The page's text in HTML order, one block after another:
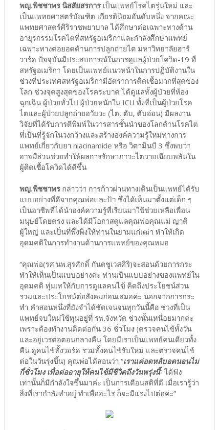
พญ.พิชชาพร นิสสัยสรการ เป็นแพทย์โรคไตรุ่นใหม่ และ
เป็นแพทยศาสตร์บัณฑิต เกียรตินิยมอันดับหนึ่ง จากคณะ
แพทยศาสตร์ศิริราชพยาบาล ได้ศึกษาต่อเฉพาะทางด้าน
อายุรกรรมโรคไตที่สหรัฐอเมริกาและกำลังศึกษาแพทย์
เฉพาะทางต่อยอดด้านการปลูกถ่ายไต มหาวิทยาลัยฮาร์
วาร์ด ปัจจุบันมีประสบการณ์ในการดูแลผู้ป่วยโควิด-19 ที่
สหรัฐอเมริกา โดยเป็นแพทย์แนวหน้าในการปฏิบัติงานใน
ช่วงที่ประเทศสหรัฐอเมริกามีอัตราการติดเชื้อมากที่สุดของ
โลก ช่วงจุดสูงสุดของโรคระบาด ได้ดูแลทั้งผู้ป่วยที่ห้อง
ฉุกเฉิน ผู้ป่วยทั่วไป ผู้ป่วยหนักใน ICU ทั้งที่เป็นผู้ป่วยโรค
ไตและผู้ป่วยปลูกถ่ายอวัยวะ (ไต, ตับ, ตับอ่อน) มีผลงาน
วิจัยที่ได้รับการตีพิมพ์ในวารสารชั้นนำของโลกด้านโรคไต
ที่เป็นที่รู้จักในวงกว้างและสร้างองค์ความรู้ใหม่ทางการ
แพทย์เกี่ยวกับยา niacinamide หรือ วิตามินบี 3 ซึ่งพบว่า
อาจมีส่วนช่วยทำให้ผลการรักษาภาวะไตวายเฉียบพลันใน
ผู้ติดเชื้อโควิดได้ดีขึ้น
พญ.พิชชาพร กล่าวว่า การก้าวผ่านทางเดินเป็นแพทย์ได้รับ
แบบอย่างที่ดีจากคุณพ่อและป้า ซึ่งได้เห็นมาตั้งแต่เด็ก ๆ
เป็นอาชีพที่ได้นำองค์ความรู้ที่เรียนมาใช้ช่วยเหลือเพื่อน
มนุษย์โดยตรง และได้มีโอกาสดูแลคุณพ่อคุณแม่ ญาติ
ผู้ใหญ่ และเป็นที่พึ่งพิงให้ท่านในยามแก่เฒ่า ทำให้เกิด
อุดมคติในการทำงานด้านการแพทย์ของคุณหมอ
“คุณพ่อ(รศ.นพ.สุรศักดิ์ กันตชูเวสศิริ)จะสอนด้วยการกระ
ทำให้เห็นเป็นแบบอย่างค่ะ ท่านเป็นแบบอย่างของแพทย์ใน
อุดมคติ ทุ่มเทให้กับการดูแลคนไข้ คิดถึงประโยชน์ส่วน
รวมและประโยชน์ต่อสังคมก่อนเสมอค่ะ นอกจากการกระ
ทำ คำสอนหนึ่งที่ยังจำได้ชัดเจนจนทุกวันนี้คือ ช่วงที่เป็น
แพทย์จบใหม่ใช้ทุนอยู่ที่ รพ.จังหวัด ช่วงนั้นเหนื่อยมากค่ะ
เพราะต้องทำงานติดต่อกัน 36 ชั่วโมง (ตรวจคนไข้ทั้งวัน
และอยู่เวรต่อตอนกลางคืน โดยมีเราเป็นแพทย์คนเดียวทั้ง
คืน ดูคนไข้ทั้งวอร์ด รวมทั้งคนไข้รับใหม่ และตรวจคนไข้
ต่อในวันรุ่งขึ้น) คุณพ่อได้สอนว่า “เราแค่อดหลับอดนอนไม่
กี่ชั่วโมง เพื่อต่ออายุให้คนไข้มีชีวิตถึงวันพรุ่งนี้” ได้ฟัง
เท่านั้นก็มีกำลังใจขึ้นมาค่ะ เป็นการเตือนสติที่ดี เมื่อเรารู้ว่า
สิ่งที่เรากำลังทำอยู่ ทำเพื่ออะไร ก็จะมีแรงไปต่อค่ะ”